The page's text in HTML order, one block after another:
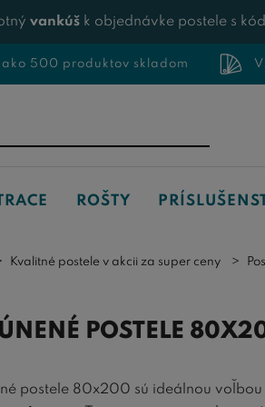
vankúš k objednávke postele s
ako 500 produktov skladom
ROŠTY
Kvalitné postele v akcii za super ceny
POSTELE
postele 80x200 sú ideálnou